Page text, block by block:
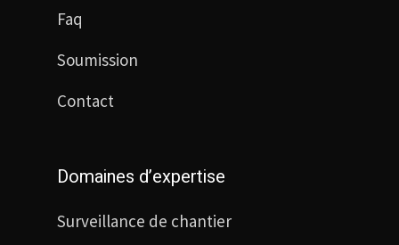
Faq
Soumission
Contact
Domaines d’expertise
Surveillance de chantier